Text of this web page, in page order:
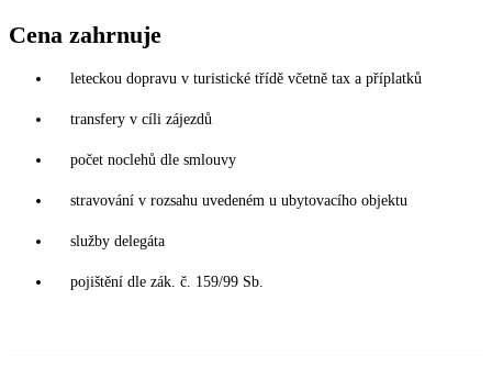
Cena zahrnuje
leteckou dopravu v turistické třídě včetně tax a příplatků
transfery v cíli zájezdů
počet noclehů dle smlouvy
stravování v rozsahu uvedeném u ubytovacího objektu
služby delegáta
pojištění dle zák. č. 159/99 Sb.